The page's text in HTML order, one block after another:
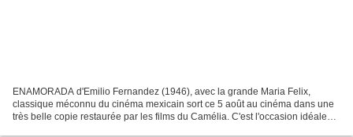
ENAMORADA d'Emilio Fernandez (1946), avec la grande Maria Felix,
classique méconnu du cinéma mexicain sort ce 5 août au cinéma dans une
très belle copie restaurée par les films du Camélia. C'est l'occasion idéale